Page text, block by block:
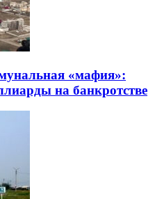
«мафия»:
на банкротстве